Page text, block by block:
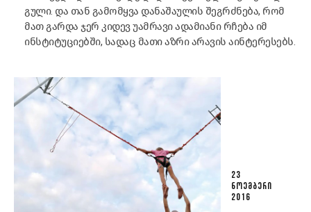
გული. და თან გამომყვა დანაშაულის შეგრძნება, რომ
მათ გარდა ჯერ კიდევ უამრავი ადამიანი რჩება იმ
ინსტიტუციებში, სადაც მათი აზრი არავის აინტერესებს.
23
ᲜᲝᲔᲛᲑᲔᲠᲘ
2016